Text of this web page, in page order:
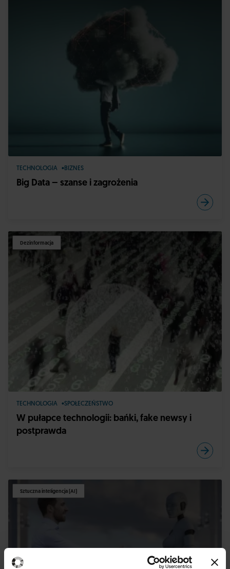
TECHNOLOGIA BIZNES
Big Data – szanse i zagrożenia
Dezinformacja
TECHNOLOGIA SPOŁECZEŃSTWO
W pułapce technologii: bańki, fake newsy i
postprawda
Sztuczna inteligencja (AI)